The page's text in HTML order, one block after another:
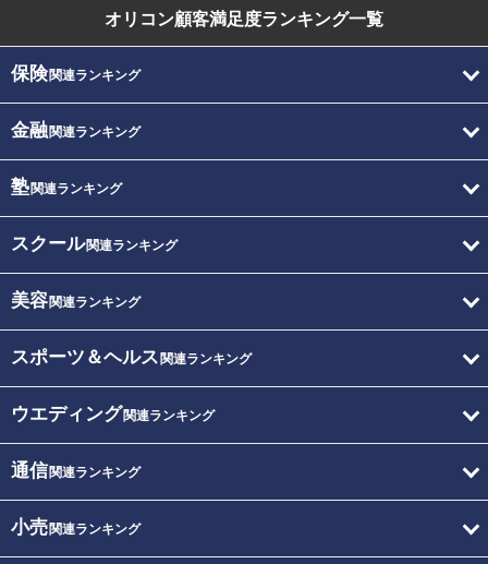
オリコン顧客満足度ランキング一覧
保険関連ランキング
金融関連ランキング
塾関連ランキング
スクール関連ランキング
美容関連ランキング
スポーツ＆ヘルス 関連ランキング
ウエディング関連ランキング
通信関連ランキング
小売関連ランキング